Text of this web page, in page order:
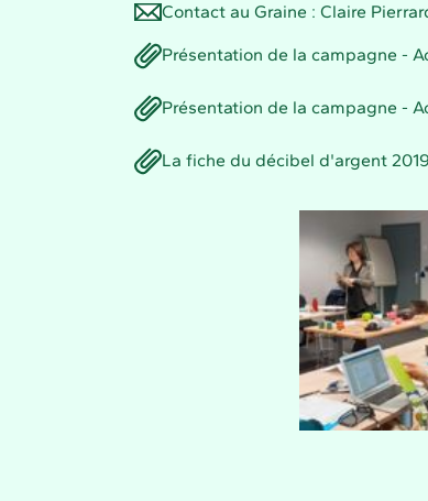
Contact au Graine : Claire
Présentation de la campagne -
Présentation de la campagne -
La fiche du décibel d'argent 2019